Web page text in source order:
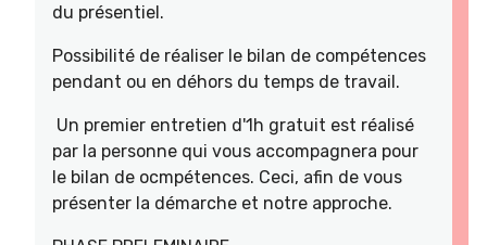
du présentiel.
Possibilité de réaliser le bilan de compétences
pendant ou en déhors du temps de travail.
Un premier entretien d'1h gratuit est réalisé
par la personne qui vous accompagnera pour
le bilan de ocmpétences. Ceci, afin de vous
présenter la démarche et notre approche.